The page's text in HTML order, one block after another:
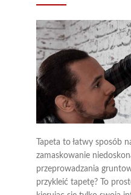
Tapeta to łatwy sposób
zamaskowanie
przeprowadzania
przykleić tapetę? To